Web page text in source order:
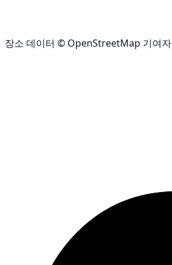
장소 데이터 © OpenStreetMap 기여자